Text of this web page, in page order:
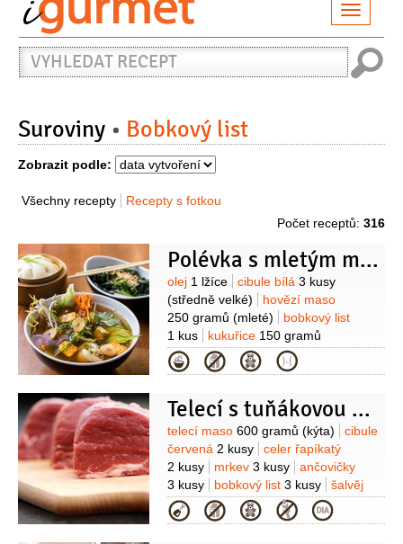
Vyhledat
recept
Suroviny Bobkový list
Zobrazit podle:
Všechny recepty
Recepty s fotkou
Počet receptů: 316
Polévka s mletým masem, kukuřicí a hráškem
Suroviny
olej 1 lžíce cibule bílá 3 kusy
(středně velké)
hovězí maso
250 gramů (mleté)
bobkový list
1 kus
kukuřice 150 gramů
(mražená)
hrášek150 gramů
(mražená)
petržel hladkolistá(k
chuti)
Kategorie
Telecí s tuňákovou omáčkou
Suroviny
telecí maso 600 gramů (kýta)
cibule
červená 2 kusy
celer řapíkatý
2 kusy
mrkev 3 kusy
ančovičky
3 kusy
bobkový list 3 kusy
šalvěj
1 snítka (čerstvá)
jalovec
3 kuličky
hřebíček2 kusy Na
Kategorie